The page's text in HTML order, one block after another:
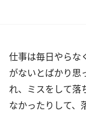
仕事は毎日やらな
がないとばかり思
れ、ミスをして落
なかったりして、